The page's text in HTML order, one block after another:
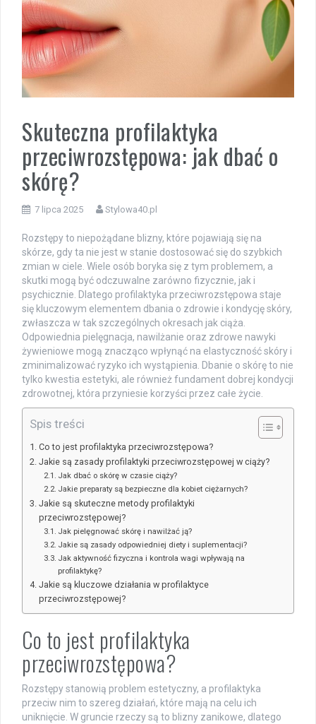
Skuteczna profilaktyka
przeciwrozstępowa: jak dbać o
skórę?
7 lipca 2025 Stylowa40.pl
Rozstępy to niepożądane blizny, które pojawiają się na
skórze, gdy ta nie jest w stanie dostosować się do szybkich
zmian w ciele. Wiele osób boryka się z tym problemem, a
skutki mogą być odczuwalne zarówno fizycznie, jak i
psychicznie. Dlatego profilaktyka przeciwrozstępowa staje
się kluczowym elementem dbania o zdrowie i kondycję skóry,
zwłaszcza w tak szczególnych okresach jak ciąża.
Odpowiednia pielęgnacja, nawilżanie oraz zdrowe nawyki
żywieniowe mogą znacząco wpłynąć na elastyczność skóry i
zminimalizować ryzyko ich wystąpienia. Dbanie o skórę to nie
tylko kwestia estetyki, ale również fundament dobrej kondycji
zdrowotnej, która przyniesie korzyści przez całe życie.
Spis treści
Co to jest profilaktyka przeciwrozstępowa?
Jakie są zasady profilaktyki przeciwrozstępowej w ciąży?
Jak dbać o skórę w czasie ciąży?
Jakie preparaty są bezpieczne dla kobiet ciężarnych?
Jakie są skuteczne metody profilaktyki
przeciwrozstępowej?
Jak pielęgnować skórę i nawilżać ją?
Jakie są zasady odpowiedniej diety i suplementacji?
Jak aktywność fizyczna i kontrola wagi wpływają na
profilaktykę?
Jakie są kluczowe działania w profilaktyce
przeciwrozstępowej?
Co to jest profilaktyka
przeciwrozstępowa?
Rozstępy stanowią problem estetyczny, a profilaktyka
przeciw nim to szereg działań, które mają na celu ich
uniknięcie. W gruncie rzeczy są to blizny zanikowe, dlatego